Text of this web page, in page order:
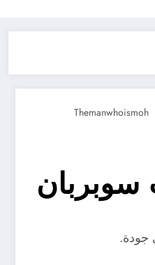
Themanwhoismoh
جودة.